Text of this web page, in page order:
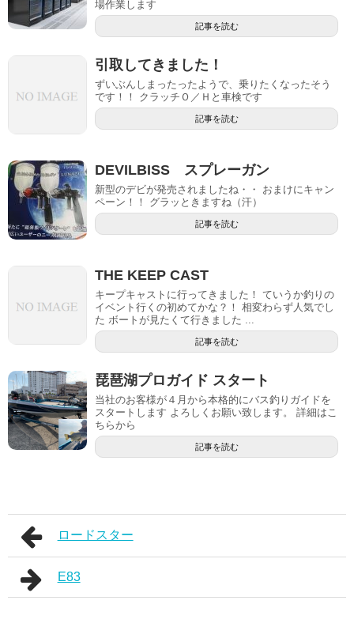
場作業します
記事を読む
引取してきました！
ずいぶんしまったったようで、乗りたくなったそう
です！！ クラッチＯ／Ｈと車検です
記事を読む
DEVILBISS スプレーガン
新型のデビが発売されましたね・・ おまけにキャン
ペーン！！ グラッときますね（汗）
記事を読む
THE KEEP CAST
キープキャストに行ってきました！ ていうか釣りの
イベント行くの初めてかな？！ 相変わらず人気でし
た ボートが見たくて行きました ...
記事を読む
琵琶湖プロガイド スタート
当社のお客様が４月から本格的にバス釣りガイドを
スタートします よろしくお願い致します。 詳細はこ
ちらから
記事を読む
ロードスター
E83